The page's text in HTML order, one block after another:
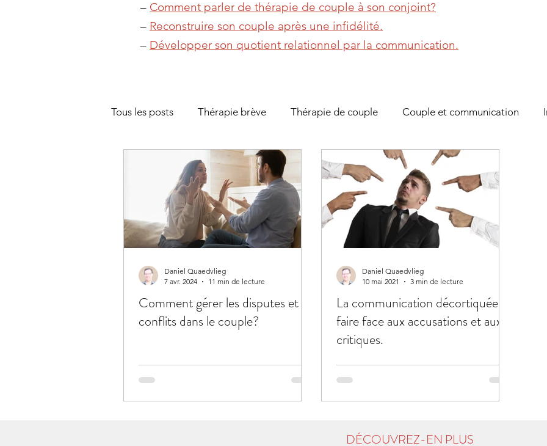
Tous les posts Thérapie brève Thérapie de couple Couple et communication
Couple et séparation Gestion des émotions Anxiété/Stress
Communication Gestion des conflits Développement personnel
Comment gérer les disputes et les
conflits dans le couple?
Daniel Quaedvlieg
7 avr. 2024
11 min de lecture
La communication décortiquée:
faire face aux accusations et aux
critiques.
Daniel Quaedvlieg
10 mai 2021
3 min de lecture
– Comment parler de thérapie de couple à son conjoint?
– Reconstruire son couple après une infidélité.
– Développer son quotient relationnel par la communication.
DÉCOUVREZ-EN PLUS